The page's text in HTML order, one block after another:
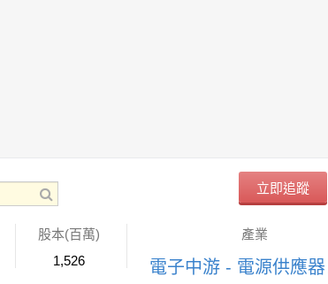
立即追蹤
股本(百萬)
1,526
產業
電子中游 - 電源供應器